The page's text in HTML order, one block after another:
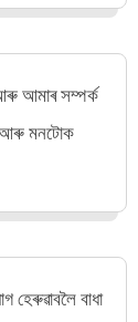
আমাৰ সম্পৰ্ক
আৰু মনটোক
বাধা